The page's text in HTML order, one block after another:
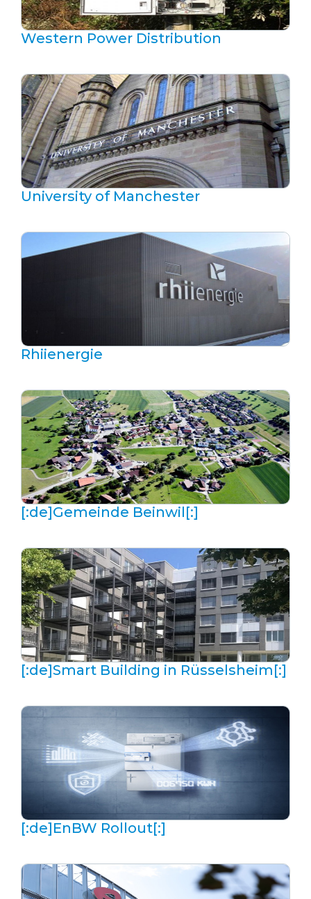
Western Power Distribution
University of Manchester
Rhiienergie
[:de]Gemeinde Beinwil[:]
[:de]Smart Building in Rüsselsheim[:]
[:de]EnBW Rollout[:]